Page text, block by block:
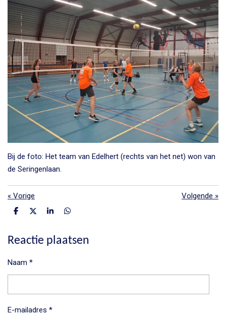
Bij de foto: Het team van Edelhert (rechts van het net) won van
de Seringenlaan.
« Vorige Volgende »
D
e
n
D
l
S
r
e
D
e
n
Reactie plaatsen
Naam *
E-mailadres *